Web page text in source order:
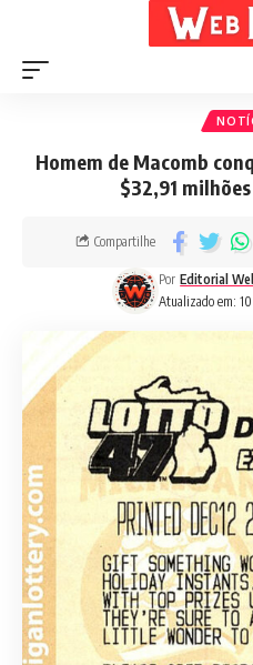
Homem de Macomb
$32,91
Atualizado em:
Por Editorial
Compartilhe